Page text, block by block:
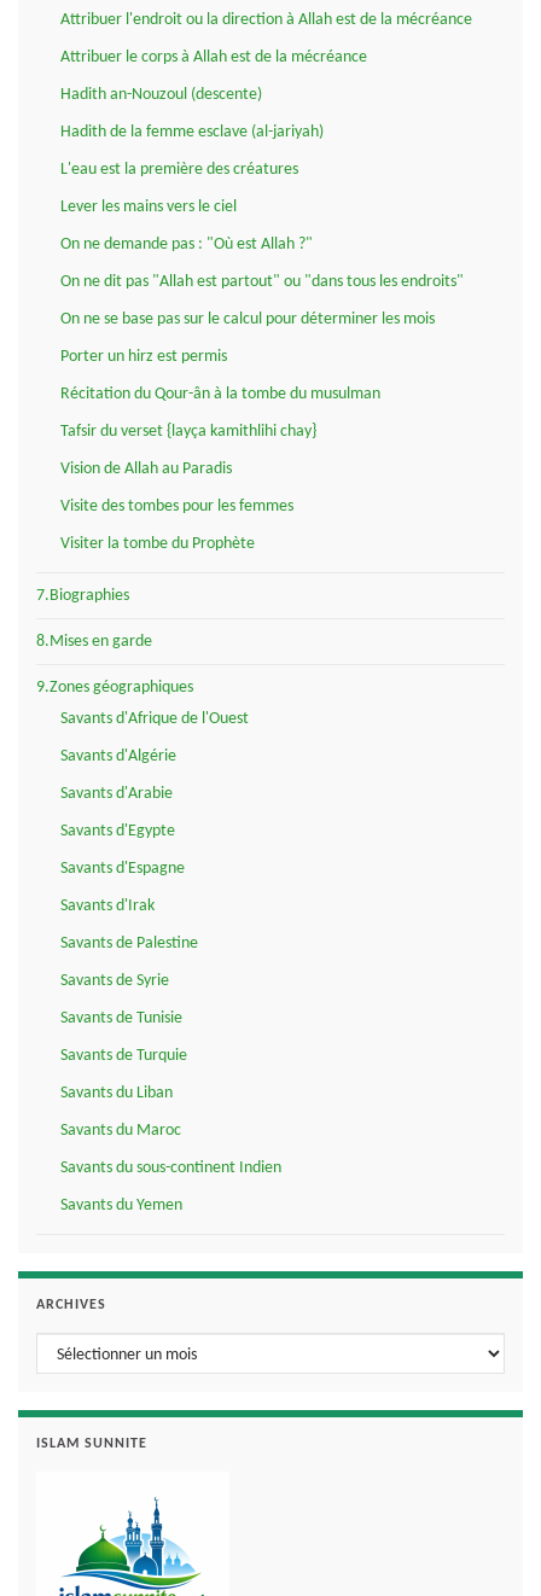
Attribuer l'endroit ou la direction à Allah est de la mécréance
Attribuer le corps à Allah est de la mécréance
Hadith an-Nouzoul (descente)
Hadith de la femme esclave (al-jariyah)
L'eau est la première des créatures
Lever les mains vers le ciel
On ne demande pas : "Où est Allah ?"
On ne dit pas "Allah est partout" ou "dans tous les endroits"
On ne se base pas sur le calcul pour déterminer les mois
Porter un hirz est permis
Récitation du Qour-ân à la tombe du musulman
Tafsir du verset {layça kamithlihi chay}
Vision de Allah au Paradis
Visite des tombes pour les femmes
Visiter la tombe du Prophète
7.Biographies
8.Mises en garde
9.Zones géographiques
Savants d'Afrique de l'Ouest
Savants d'Algérie
Savants d'Arabie
Savants d'Egypte
Savants d'Espagne
Savants d'Irak
Savants de Palestine
Savants de Syrie
Savants de Tunisie
Savants de Turquie
Savants du Liban
Savants du Maroc
Savants du sous-continent Indien
Savants du Yemen
ARCHIVES
Archives
ISLAM SUNNITE